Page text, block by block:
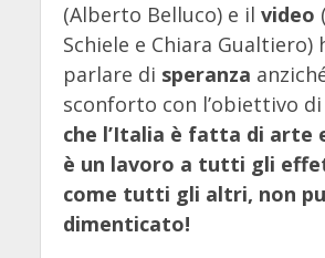
(Alberto Belluco) e il video
Schiele e Chiara Gualtiero)
parlare di speranza
sconforto con l’obiettivo di
che l’Italia è fatta di arte
è un lavoro a tutti gli
come tutti gli altri, non
dimenticato!